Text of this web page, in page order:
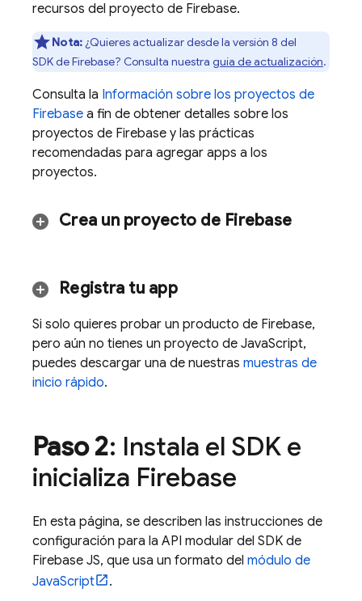
recursos del proyecto de Firebase.
Nota: ¿Quieres actualizar desde la versión 8 del
SDK de Firebase? Consulta nuestra guía de actualización.
Consulta la Información sobre los proyectos de
Firebase a fin de obtener detalles sobre los
proyectos de Firebase y las prácticas
recomendadas para agregar apps a los
proyectos.
Crea un proyecto de Firebase
Registra tu app
Si solo quieres probar un producto de Firebase,
pero aún no tienes un proyecto de JavaScript,
puedes descargar una de nuestras muestras de
inicio rápido.
Paso 2: Instala el SDK e
inicializa Firebase
En esta página, se describen las instrucciones de
configuración para la API modular del SDK de
Firebase JS, que usa un formato del módulo de
JavaScript
.